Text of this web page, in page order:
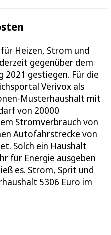
Heizen, Strom und
gegenüber dem
2021 gestiegen. Für die
Verivox als
Musterhaushalt mit
von 20000
Stromverbrauch von
Autofahrstrecke von
Solch ein Haushalt
für Energie ausgeben
es. Strom, Sprit und
5306 Euro im